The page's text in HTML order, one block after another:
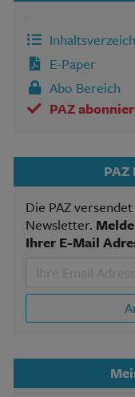
E-Paper
Abo Bereich
PAZ
Die PAZ
Newsletter.
Ihrer E-Mail